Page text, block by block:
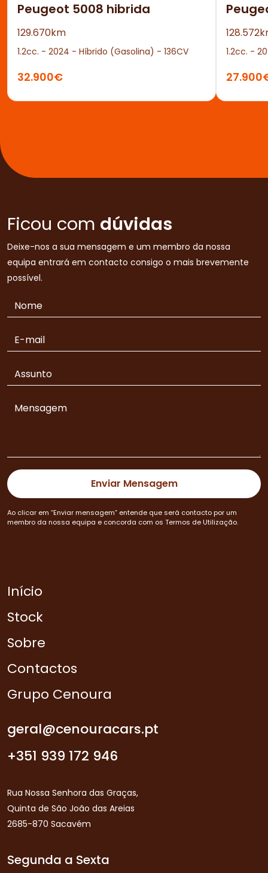
Peugeot 5008 hibrida
129.670km
1.2cc. - 2024 - Híbrido (Gasolina) - 136CV
32.900€
1.2cc. -
Ficou com dúvidas
Deixe-nos a sua mensagem e um membro da nossa
equipa entrará em contacto consigo o mais brevemente
possível.
Ao clicar em “Enviar mensagem” entende que será contacto por um
membro da nossa equipa e concorda com os Termos de Utilização.
Início
Stock
Sobre
Contactos
Grupo Cenoura
geral@cenouracars.pt
+351 939 172 946
Rua Nossa Senhora das Graças,
Quinta de São João das Areias
2685-870 Sacavém
Segunda a Sexta